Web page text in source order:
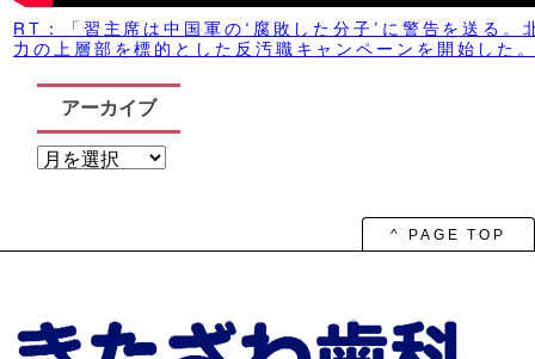
RT：「習主席は中国軍の‘腐敗した分子’に警告を送る。
力の上層部を標的とした反汚職キャンペーンを開始した
アーカイブ
ア
ー
^ PAGE TOP